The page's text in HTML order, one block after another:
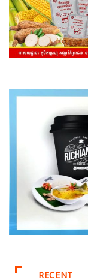
RECENT